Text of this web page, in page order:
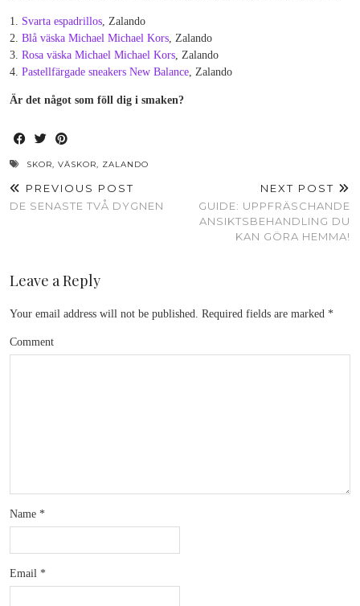
1. Svarta espadrillos , Zalando
2. Blå väska Michael Michael Kors , Zalando
3. Rosa väska Michael Michael Kors , Zalando
4. Pastellfärgade sneakers New Balance , Zalando
Är det något som föll dig i smaken?
SKOR, VÄSKOR, ZALANDO
PREVIOUS POST
DE SENASTE TVÅ DYGNEN
NEXT POST
GUIDE: UPPFRÄSCHANDE
ANSIKTSBEHANDLING DU
KAN GÖRA HEMMA!
Leave a Reply
Your email address will not be published. Required fields are marked *
Comment
Name *
Email *